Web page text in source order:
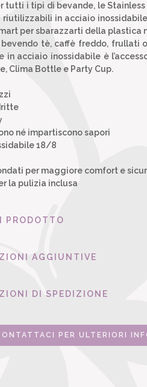
tutti i tipi di bevande, le
riutilizzabili in acciaio
per sbarazzarti della plastica
tè, caffè freddo, frullati
in acciaio inossidabile è
Clima Bottle e Party Cup.
né impartiscono sapori
18/8
per maggiore comfort e
la pulizia inclusa
PRODOTTO
AGGIUNTIVE
DI SPEDIZIONE
PER ULTERIORI